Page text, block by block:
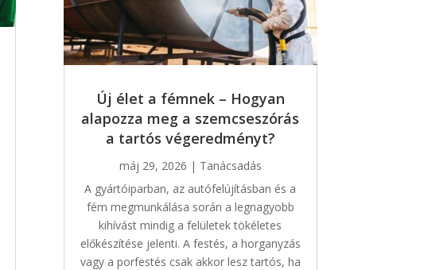
Új élet a fémnek – Hogyan
alapozza meg a szemcseszórás
a tartós végeredményt?
máj 29, 2026 | Tanácsadás
A gyártóiparban, az autófelújításban és a
fém megmunkálása során a legnagyobb
kihívást mindig a felületek tökéletes
előkészítése jelenti. A festés, a horganyzás
vagy a porfestés csak akkor lesz tartós, ha